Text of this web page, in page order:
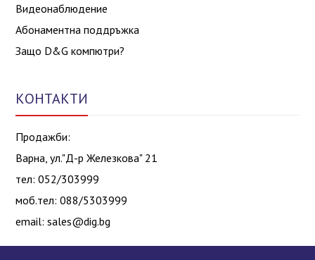
Видеонаблюдение
Абонаментна поддръжка
Защо D&G компютри?
КОНТАКТИ
Продажби:
Варна, ул."Д-р Железкова" 21
тел: 052/303999
моб.тел: 088/5303999
email:sales@dig.bg